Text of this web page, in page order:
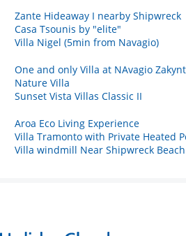
Zante Hideaway I nearby Shipwreck
Casa Tsounis by "elite"
Villa Nigel (5min from Navagio)
One and only Villa at NAvagio
Nature Villa
Sunset Vista Villas Classic II
Aroa Eco Living Experience
Villa Tramonto with Private Heated
Villa windmill Near Shipwreck